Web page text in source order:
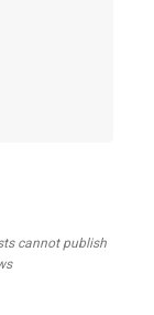
cannot publish